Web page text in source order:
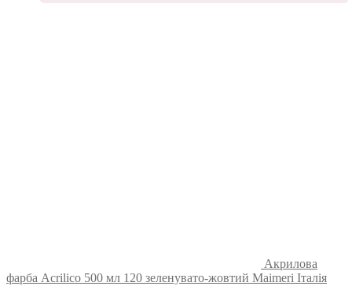
Акрилова
фарба Acrilico 500 мл 120 зеленувато-жовтий Maimeri Італія